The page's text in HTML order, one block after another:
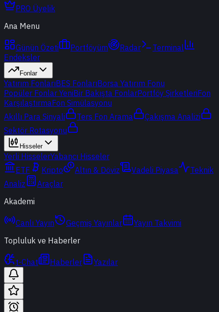
PRO Üyelik
Ana Menu
Günün Özeti Portföyüm Radar
Terminal
Endeksler
Fonlar
Yatırım FonlarıBES FonlarıBorsa Yatırım Fonu
Popüler Fonlar YeniBir Bakışta FonlarPortföy ŞirketleriFon
KarşılaştırmaFon Simülasyonu
Akıllı Para Sinyali
Ters Fon Arama
Çakışma Analizi
Sektör Rotasyonu
Hisseler
Yerli HisselerYabancı Hisseler
ETF
Kripto Altın & Döviz Vadeli Piyasa
Teknik
Analiz
Araçlar
Akademi
Canlı Yayın Geçmiş Yayınlar
Yayın Takvimi
Topluluk ve Haberler
t-Chat Haberler Yazılar